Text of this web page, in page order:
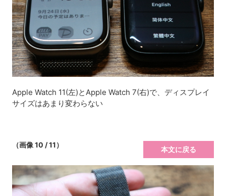
Apple Watch 11(左)とApple Watch 7(右)で、ディスプレイ
サイズはあまり変わらない
（画像 10 / 11）
本文に戻る